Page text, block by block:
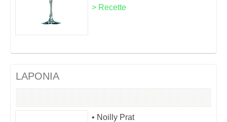
> Recette
LAPONIA
• Noilly Prat